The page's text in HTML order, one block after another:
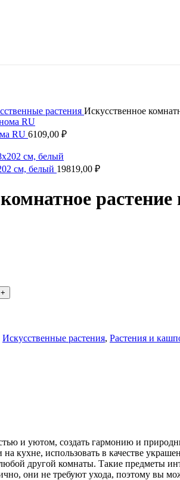
растения Искусственное
RU 6109,00 ₽
см, белый 19819,00 ₽
Искусственные растения, Растения и
и уютом, создать гармонию и
кухне, использовать в качестве
другой комнаты. Такие предметы
они не требуют ухода, поэтому вы